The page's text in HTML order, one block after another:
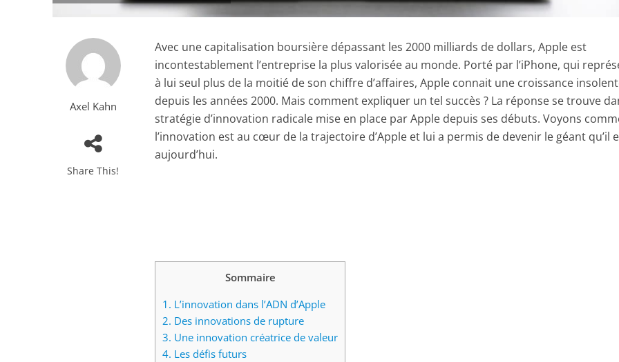
Axel Kahn
Share This!
Avec une capitalisation boursière dépassant les 2000 milliards de dollars, Apple est
incontestablement l’entreprise la plus valorisée au monde. Porté par l’iPhone, qui
à lui seul plus de la moitié de son chiffre d’affaires, Apple connait une croissance
depuis les années 2000. Mais comment expliquer un tel succès ? La réponse se trouve
stratégie d’innovation radicale mise en place par Apple depuis ses débuts. Voyons
l’innovation est au cœur de la trajectoire d’Apple et lui a permis de devenir le géant qu’il
aujourd’hui.
Sommaire
1. L’innovation dans l’ADN d’Apple
2. Des innovations de rupture
3. Une innovation créatrice de valeur
4. Les défis futurs